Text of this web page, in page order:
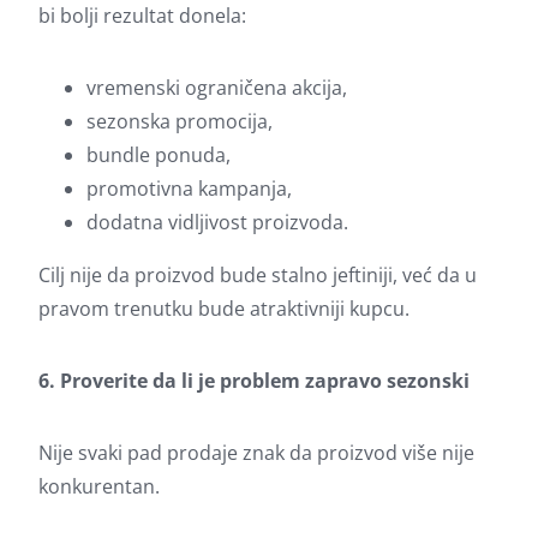
bi bolji rezultat donela:
vremenski ograničena akcija,
sezonska promocija,
bundle ponuda,
promotivna kampanja,
dodatna vidljivost proizvoda.
Cilj nije da proizvod bude stalno jeftiniji, već da u
pravom trenutku bude atraktivniji kupcu.
6. Proverite da li je problem zapravo sezonski
Nije svaki pad prodaje znak da proizvod više nije
konkurentan.